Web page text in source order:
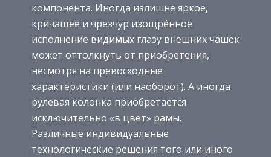
компонента. Иногда излишне яркое,
кричащее и чрезчур изощрённое
исполнение видимых глазу внешних чашек
может оттолкнуть от приобретения,
несмотря на превосходные
характеристики (или наоборот). А иногда
рулевая колонка приобретается
исключительно «в цвет» рамы.
Различные индивидуальные
технологические решения того или иного